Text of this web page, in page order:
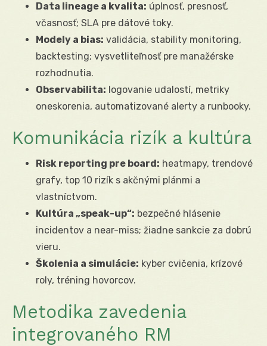
Data lineage a kvalita: úplnosť, presnosť,
včasnosť; SLA pre dátové toky.
Modely a bias: validácia, stability monitoring,
backtesting; vysvetliteľnosť pre manažérske
rozhodnutia.
Observabilita: logovanie udalostí, metriky
oneskorenia, automatizované alerty a runbooky.
Komunikácia rizík a kultúra
Risk reporting pre board: heatmapy, trendové
grafy, top 10 rizík s akčnými plánmi a
vlastníctvom.
Kultúra „speak-up“: bezpečné hlásenie
incidentov a near-miss; žiadne sankcie za dobrú
vieru.
Školenia a simulácie: kyber cvičenia, krízové
roly, tréning hovorcov.
Metodika zavedenia
integrovaného RM